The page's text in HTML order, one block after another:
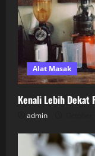
Alat Masak
Kenali Lebih Dekat
admin